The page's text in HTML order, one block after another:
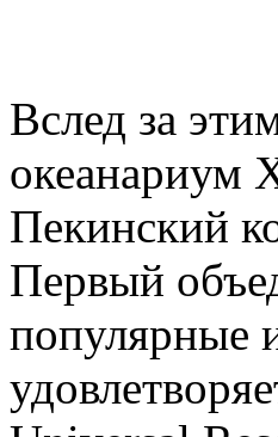
Вслед за
океанариум
Пекинский
Первый
популярные